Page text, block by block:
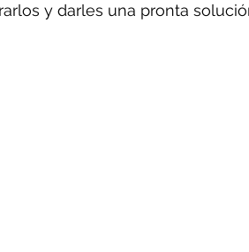
y darles una pronta